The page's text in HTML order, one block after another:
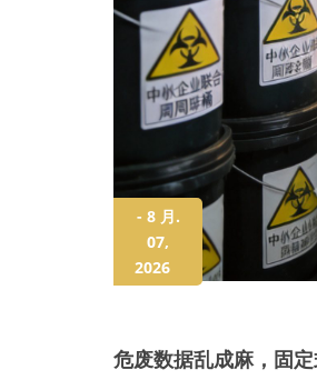
- 8 月.
07,
2026
危废数据乱成麻，固